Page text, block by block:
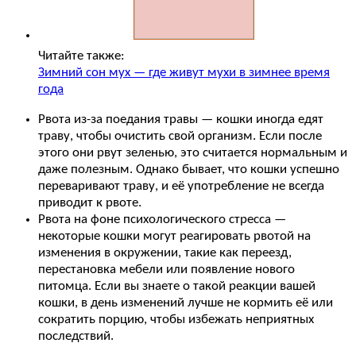
Читайте также:
Зимний сон мух — где живут мухи в зимнее время
года
Рвота из-за поедания травы — кошки иногда едят
траву, чтобы очистить свой организм. Если после
этого они рвут зеленью, это считается нормальным и
даже полезным. Однако бывает, что кошки успешно
переваривают траву, и её употребление не всегда
приводит к рвоте.
Рвота на фоне психологического стресса —
некоторые кошки могут реагировать рвотой на
изменения в окружении, такие как переезд,
перестановка мебели или появление нового
питомца. Если вы знаете о такой реакции вашей
кошки, в день изменений лучше не кормить её или
сократить порцию, чтобы избежать неприятных
последствий.